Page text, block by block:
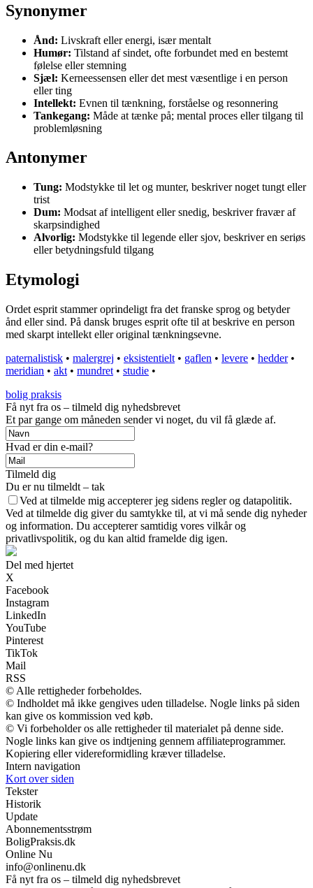
Synonymer
Ånd: Livskraft eller energi, især mentalt
Humør: Tilstand af sindet, ofte forbundet med en bestemt
følelse eller stemning
Sjæl: Kerneessensen eller det mest væsentlige i en person
eller ting
Intellekt: Evnen til tænkning, forståelse og resonnering
Tankegang: Måde at tænke på; mental proces eller tilgang til
problemløsning
Antonymer
Tung: Modstykke til let og munter, beskriver noget tungt eller
trist
Dum: Modsat af intelligent eller snedig, beskriver fravær af
skarpsindighed
Alvorlig: Modstykke til legende eller sjov, beskriver en seriøs
eller betydningsfuld tilgang
Etymologi
Ordet esprit stammer oprindeligt fra det franske sprog og betyder
ånd eller sind. På dansk bruges esprit ofte til at beskrive en person
med skarpt intellekt eller original tænkningsevne.
paternalistisk • malergrej • eksistentielt • gaflen • levere • hedder•
meridian • akt • mundret • studie •
bolig praksis
Få nyt fra os – tilmeld dig nyhedsbrevet
Et par gange om måneden sender vi noget, du vil få glæde af.
Hvad er din e-mail?
Tilmeld dig
Du er nu tilmeldt – tak
Ved at tilmelde mig accepterer jeg sidens regler og datapolitik.
Ved at tilmelde dig giver du samtykke til, at vi må sende dig nyheder
og information. Du accepterer samtidig vores vilkår og
privatlivspolitik, og du kan altid framelde dig igen.
Del med hjertet
X
Facebook
Instagram
LinkedIn
YouTube
Pinterest
TikTok
Mail
RSS
© Alle rettigheder forbeholdes.
© Indholdet må ikke gengives uden tilladelse. Nogle links på siden
kan give os kommission ved køb.
© Vi forbeholder os alle rettigheder til materialet på denne side.
Nogle links kan give os indtjening gennem affiliateprogrammer.
Kopiering eller videreformidling kræver tilladelse.
Intern navigation
Kort over siden
Tekster
Historik
Update
Abonnementsstrøm
BoligPraksis.dk
Online Nu
info@onlinenu.dk
Få nyt fra os – tilmeld dig nyhedsbrevet